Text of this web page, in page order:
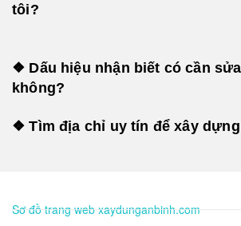
tôi?
❖ Dấu hiệu nhận biết có cần
không?
❖ Tìm địa chỉ uy tín để xây
Sơ đồ trang web xaydunganbinh.com